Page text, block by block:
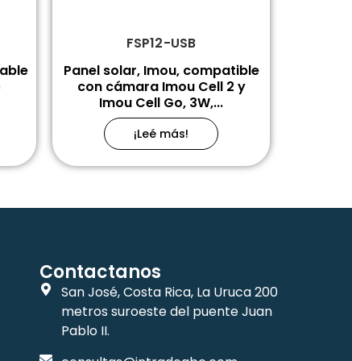
FSP12-USB
Panel solar, Imou, compatible
con cámara Imou Cell 2 y
Imou Cell Go, 3W,...
¡Leé más!
Contactanos
San José, Costa Rica, La Uruca 200
metros suroeste del puente Juan
Pablo II.